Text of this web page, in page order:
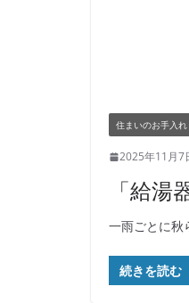
住まいのお手入れ
2025年11月7
「給
一雨ごとに秋
続きを読む